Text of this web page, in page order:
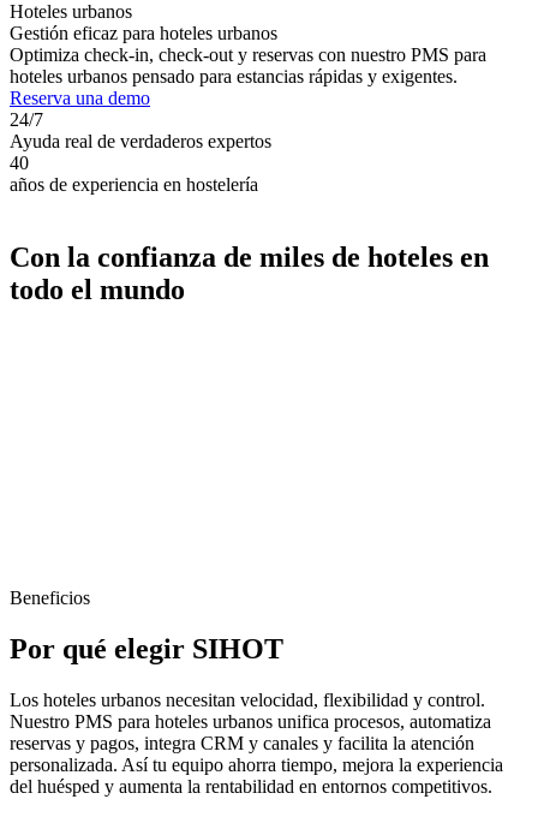
Hoteles urbanos
Gestión eficaz para hoteles urbanos
Optimiza check-in, check-out y reservas con nuestro PMS para
hoteles urbanos pensado para estancias rápidas y exigentes.
Reserva una demo
24/7
Ayuda real de verdaderos expertos
40
años de experiencia en hostelería
Con la confianza de miles de hoteles en
todo el mundo
Beneficios
Por qué elegir SIHOT
Los hoteles urbanos necesitan velocidad, flexibilidad y control.
Nuestro PMS para hoteles urbanos unifica procesos, automatiza
reservas y pagos, integra CRM y canales y facilita la atención
personalizada. Así tu equipo ahorra tiempo, mejora la experiencia
del huésped y aumenta la rentabilidad en entornos competitivos.